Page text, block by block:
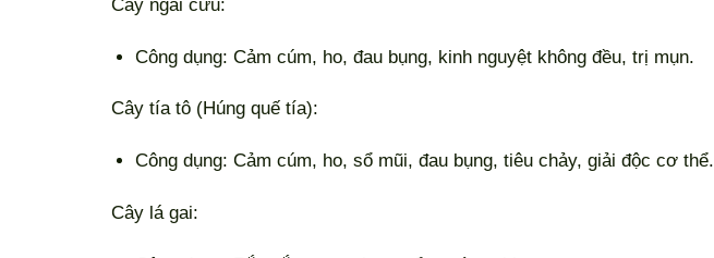
Cây ngải cứu:
Công dụng: Cảm cúm, ho, đau bụng, kinh nguyệt không đều, trị mụn.
Cây tía tô (Húng quế tía):
Công dụng: Cảm cúm, ho, sổ mũi, đau bụng, tiêu chảy, giải độc cơ thể.
Cây lá gai: